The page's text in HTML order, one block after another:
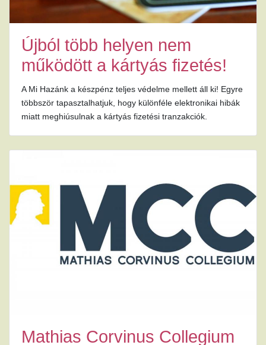
Újból több helyen nem
működött a kártyás fizetés!
A Mi Hazánk a készpénz teljes védelme mellett áll ki! Egyre
többször tapasztalhatjuk, hogy különféle elektronikai hibák
miatt meghiúsulnak a kártyás fizetési tranzakciók.
Mathias Corvinus Collegium